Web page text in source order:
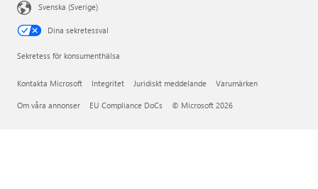
Svenska (Sverige)
Dina sekretessval
Sekretess för konsumenthälsa
Kontakta Microsoft Integritet Juridiskt meddelande Varumärken
Om våra annonser EU Compliance DoCs © Microsoft 2026